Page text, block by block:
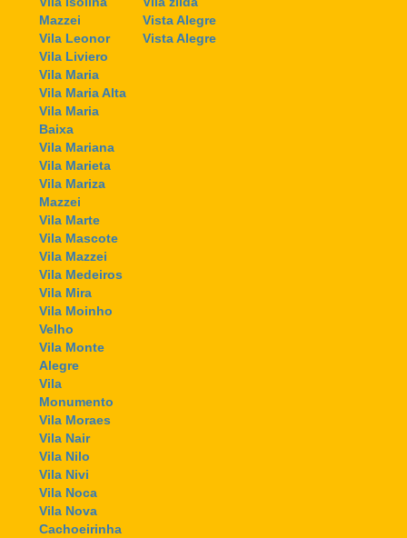
Mazzei
Vila Leonor
Vila Liviero
Vila Maria
Vila Maria Alta
Vila Maria
Baixa
Vila Mariana
Vila Marieta
Vila Mariza
Mazzei
Vila Marte
Vila Mascote
Vila Mazzei
Vila Medeiros
Vila Mira
Vila Moinho
Velho
Vila Monte
Alegre
Vila
Monumento
Vila Moraes
Vila Nair
Vila Nilo
Vila Nivi
Vila Noca
Vila Nova
Cachoeirinha
Vista Alegre
Vista Alegre